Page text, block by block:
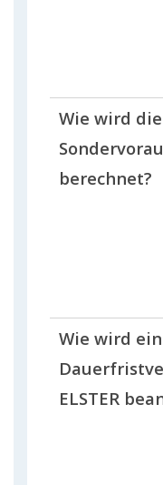
Wie wird
berechnet?
Wie wird
ELSTER